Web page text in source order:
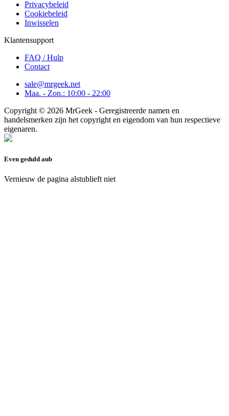
Privacybeleid
Cookiebeleid
Inwisselen
Klantensupport
FAQ / Hulp
Contact
sale@mrgeek.net
Maa. - Zon.: 10:00 - 22:00
Copyright © 2026 MrGeek - Geregistreerde namen en
handelsmerken zijn het copyright en eigendom van hun respectieve
eigenaren.
Even geduld aub
Vernieuw de pagina alstublieft niet